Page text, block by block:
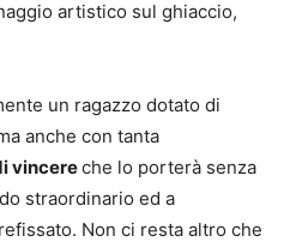
artistico sul ghiaccio,
un ragazzo dotato di
anche con tanta
vincereche lo porterà senza
straordinario ed a
Non ci resta altro che